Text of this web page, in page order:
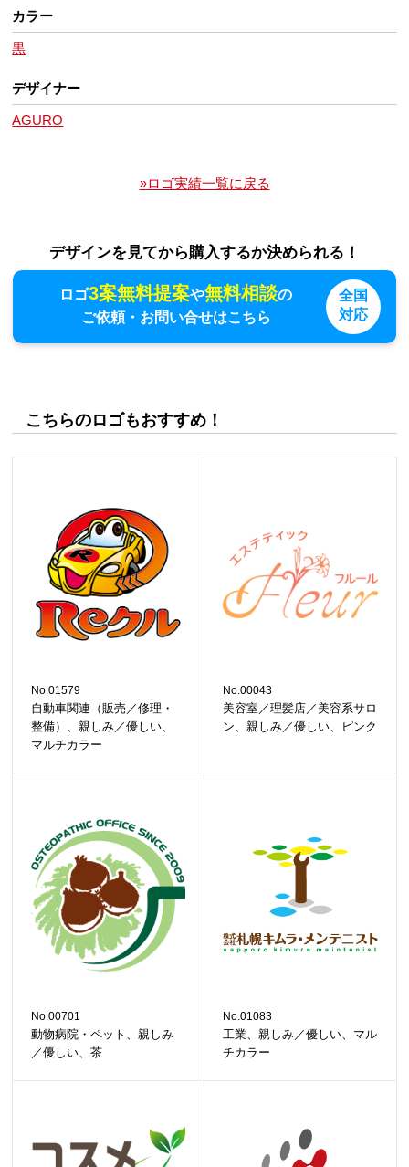
カラー
黒
デザイナー
AGURO
»ロゴ実績一覧に戻る
デザインを見てから購入するか決められる！
ロゴ3案無料提案や無料相談の
ご依頼・お問い合せはこちら
全国
対応
こちらのロゴもおすすめ！
No.01579
自動車関連（販売／修理・
整備）、親しみ／優しい、
マルチカラー
No.00043
美容室／理髪店／美容系サロ
ン、親しみ／優しい、ピンク
No.00701
動物病院・ペット、親しみ
／優しい、茶
No.01083
工業、親しみ／優しい、マル
チカラー